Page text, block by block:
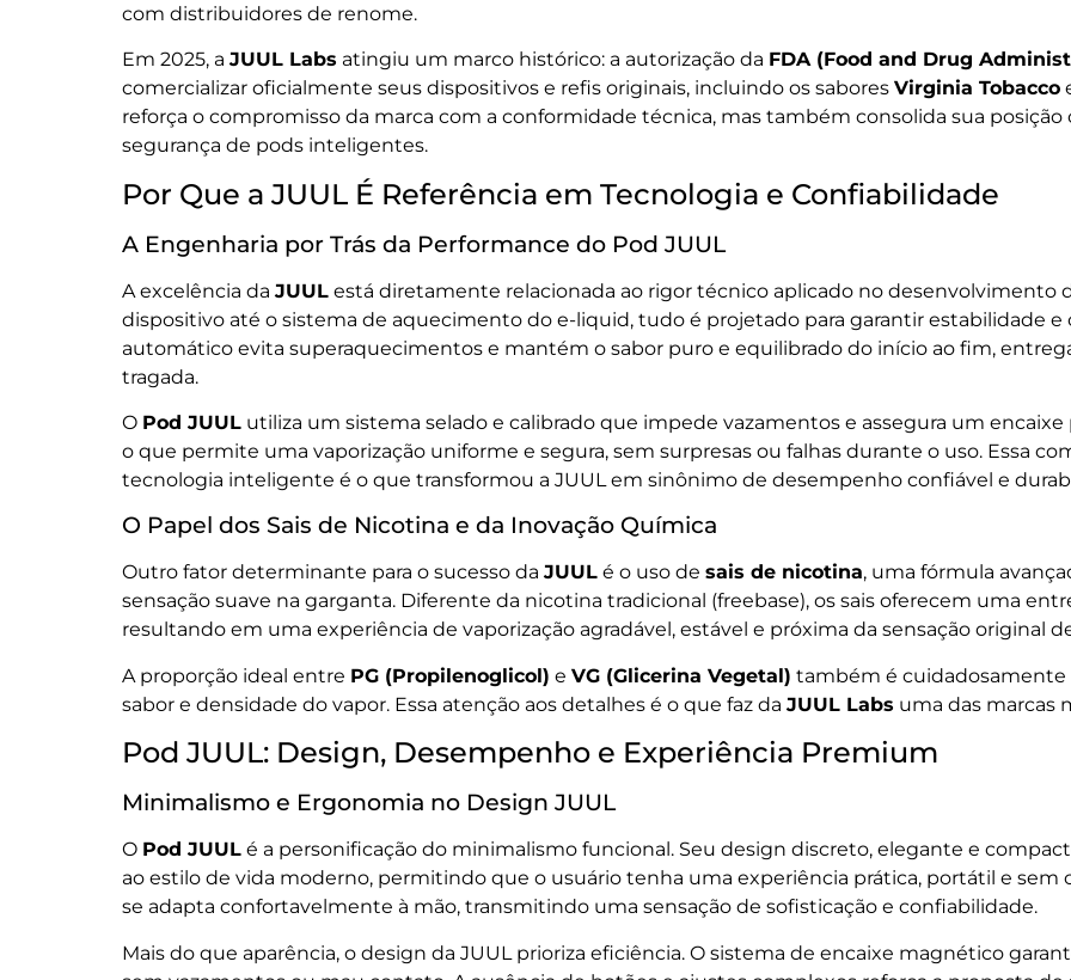
com distribuidores de renome.
Em 2025, a JUUL Labs atingiu um marco histórico: a autorização da FDA (Food and Drug
comercializar oficialmente seus dispositivos e refis originais, incluindo os sabores Virginia Tobacco
reforça o compromisso da marca com a conformidade técnica, mas também consolida sua
segurança de pods inteligentes.
Por Que a JUUL É Referência em Tecnologia e Confiabilidade
A Engenharia por Trás da Performance do Pod JUUL
A excelência da JUUL está diretamente relacionada ao rigor técnico aplicado no desenvolvimento
dispositivo até o sistema de aquecimento do e-liquid, tudo é projetado para garantir estabilidade
automático evita superaquecimentos e mantém o sabor puro e equilibrado do início ao fim,
tragada.
O Pod JUUL utiliza um sistema selado e calibrado que impede vazamentos e assegura um
o que permite uma vaporização uniforme e segura, sem surpresas ou falhas durante o uso. Essa
tecnologia inteligente é o que transformou a JUUL em sinônimo de desempenho confiável e
O Papel dos Sais de Nicotina e da Inovação Química
Outro fator determinante para o sucesso da JUUL é o uso de sais de nicotina, uma fórmula
sensação suave na garganta. Diferente da nicotina tradicional (freebase), os sais oferecem uma
resultando em uma experiência de vaporização agradável, estável e próxima da sensação original
A proporção ideal entre PG (Propilenoglicol) e VG (Glicerina Vegetal) também é cuidadosamente
sabor e densidade do vapor. Essa atenção aos detalhes é o que faz da JUUL Labs uma das marcas
Pod JUUL: Design, Desempenho e Experiência Premium
Minimalismo e Ergonomia no Design JUUL
O Pod JUUL é a personificação do minimalismo funcional. Seu design discreto, elegante e
ao estilo de vida moderno, permitindo que o usuário tenha uma experiência prática, portátil e sem
se adapta confortavelmente à mão, transmitindo uma sensação de sofisticação e confiabilidade.
Mais do que aparência, o design da JUUL prioriza eficiência. O sistema de encaixe magnético